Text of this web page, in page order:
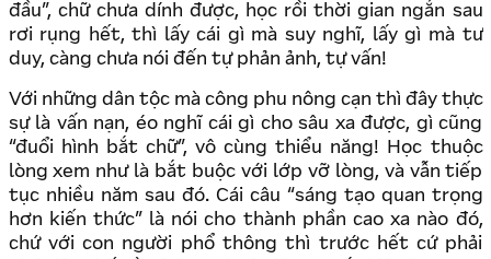
đầu”, chữ chưa dính được, học rồi thời gian ngắn sau
rơi rụng hết, thì lấy cái gì mà suy nghĩ, lấy gì mà tư
duy, càng chưa nói đến tự phản ảnh, tự vấn!
Với những dân tộc mà công phu nông cạn thì đây thực
sự là vấn nạn, éo nghĩ cái gì cho sâu xa được, gì cũng
“đuổi hình bắt chữ”, vô cùng thiểu năng! Học thuộc
lòng xem như là bắt buộc với lớp vỡ lòng, và vẫn tiếp
tục nhiều năm sau đó. Cái câu “sáng tạo quan trọng
hơn kiến thức” là nói cho thành phần cao xa nào đó,
chứ với con người phổ thông thì trước hết cứ phải